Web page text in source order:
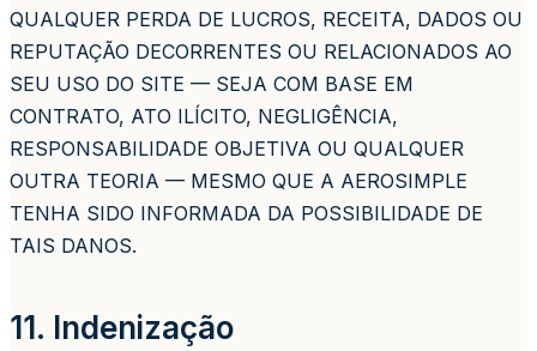
QUALQUER PERDA DE LUCROS, RECEITA, DADOS OU
REPUTAÇÃO DECORRENTES OU RELACIONADOS AO
SEU USO DO SITE — SEJA COM BASE EM
CONTRATO, ATO ILÍCITO, NEGLIGÊNCIA,
RESPONSABILIDADE OBJETIVA OU QUALQUER
OUTRA TEORIA — MESMO QUE A AEROSIMPLE
TENHA SIDO INFORMADA DA POSSIBILIDADE DE
TAIS DANOS.
11. Indenização